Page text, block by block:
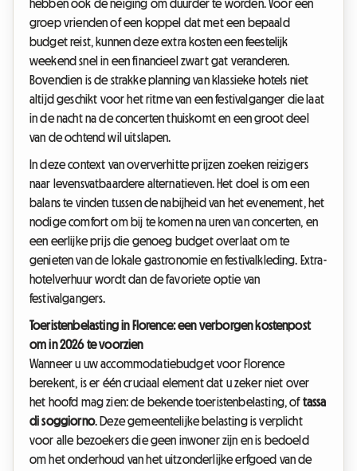
hebben ook de neiging om duurder te worden. Voor een
groep vrienden of een koppel dat met een bepaald
budget reist, kunnen deze extra kosten een feestelijk
weekend snel in een financieel zwart gat veranderen.
Bovendien is de strakke planning van klassieke hotels niet
altijd geschikt voor het ritme van een festivalganger die laat
in de nacht na de concerten thuiskomt en een groot deel
van de ochtend wil uitslapen.
In deze context van oververhitte prijzen zoeken reizigers
naar levensvatbaardere alternatieven. Het doel is om een
balans te vinden tussen de nabijheid van het evenement, het
nodige comfort om bij te komen na uren van concerten, en
een eerlijke prijs die genoeg budget overlaat om te
genieten van de lokale gastronomie en festivalkleding. Extra-
hotelverhuur wordt dan de favoriete optie van
festivalgangers.
Toeristenbelasting in Florence: een verborgen kostenpost
om in 2026 te voorzien
Wanneer u uw accommodatiebudget voor Florence
berekent, is er één cruciaal element dat u zeker niet over
het hoofd mag zien: de bekende toeristenbelasting, oftassa
di soggiorno. Deze gemeentelijke belasting is verplicht
voor alle bezoekers die geen inwoner zijn en is bedoeld
om het onderhoud van het uitzonderlijke erfgoed van de